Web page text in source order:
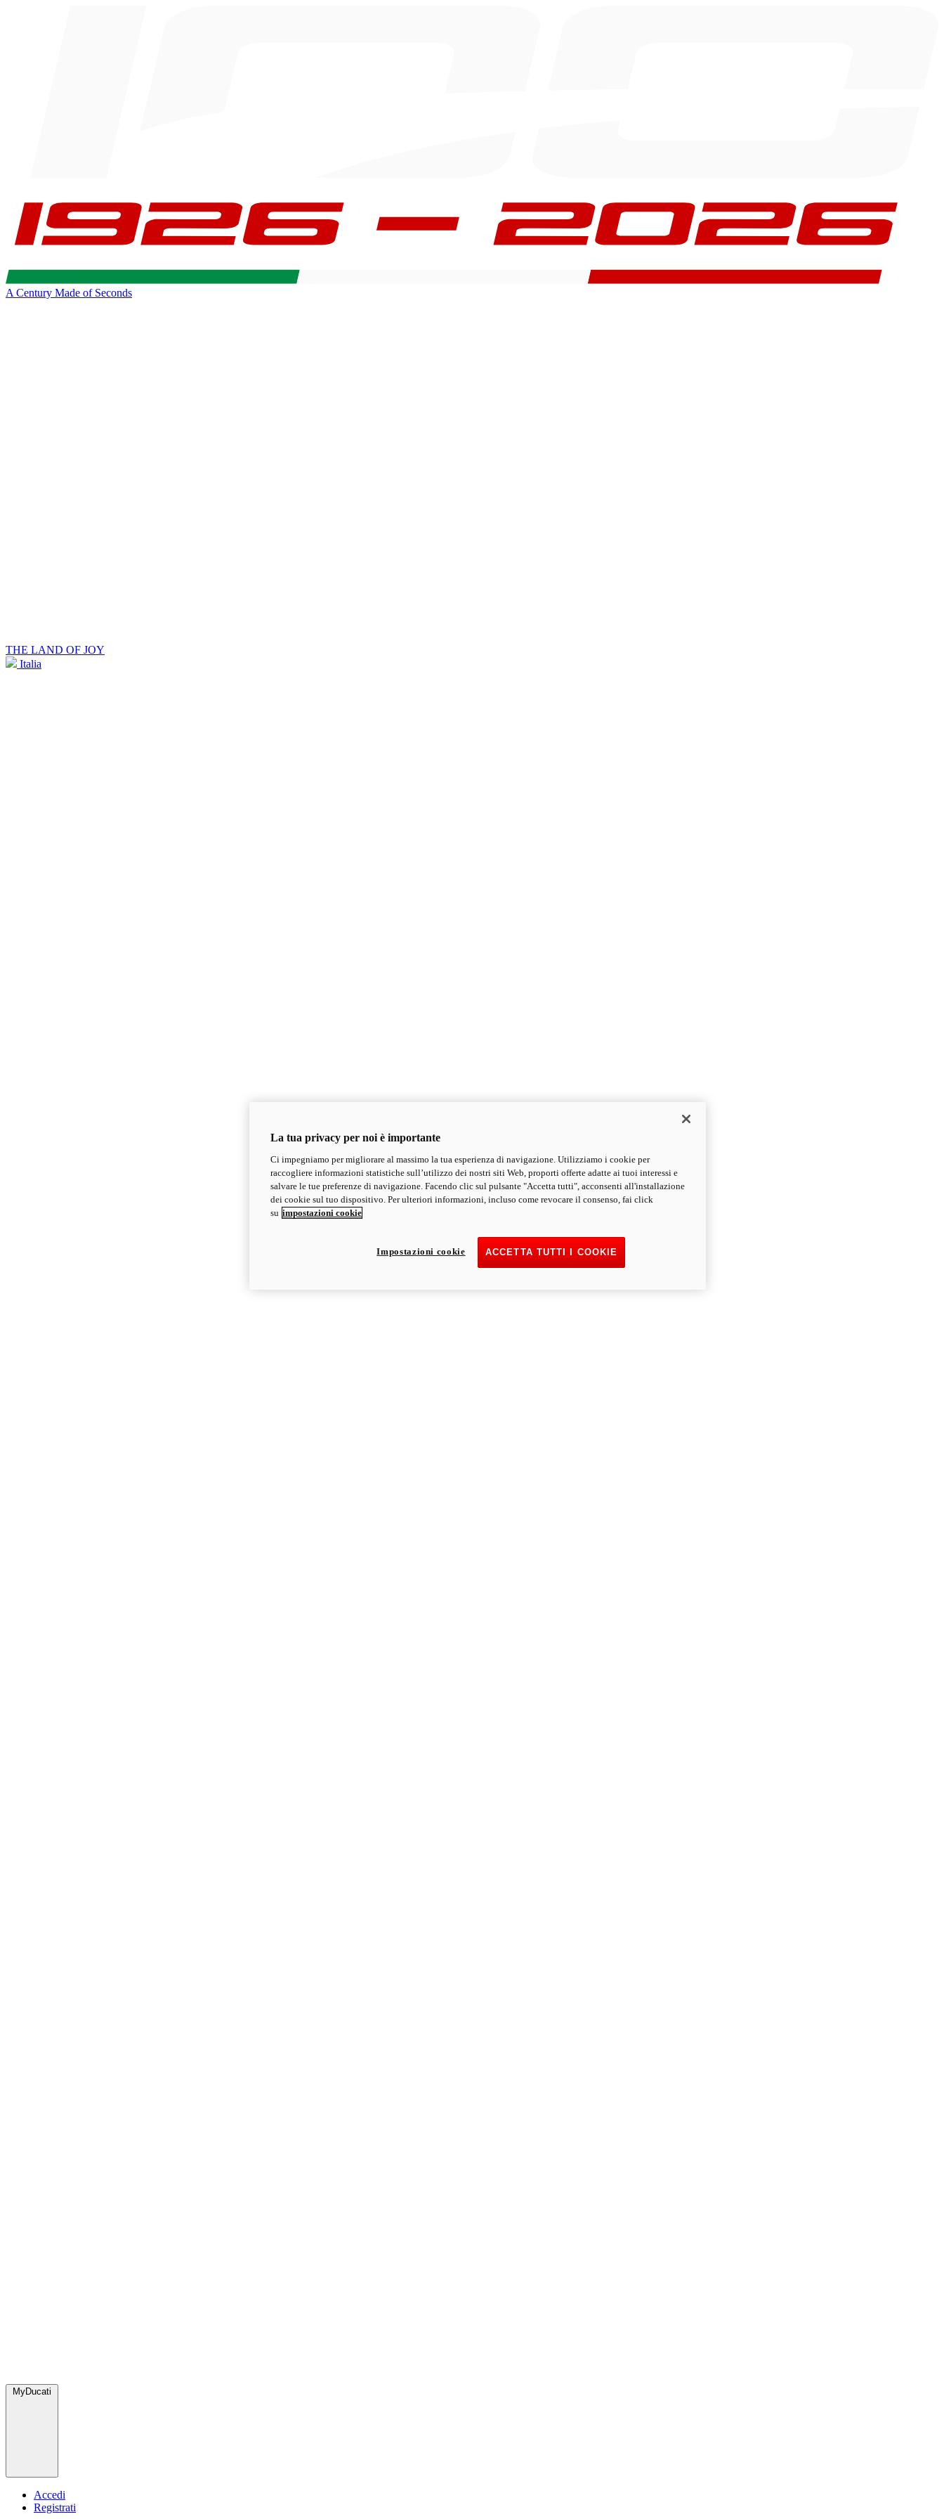
A Century Made of Seconds
THE LAND OF JOY
Italia
MyDucati
Accedi
Registrati
La tua privacy per noi è importante
Ci impegniamo per migliorare al massimo la tua esperienza di navigazione. Utilizziamo i cookie per
raccogliere informazioni statistiche sull’utilizzo dei nostri siti Web, proporti offerte adatte ai tuoi interessi e
salvare le tue preferenze di navigazione. Facendo clic sul pulsante "Accetta tutti", acconsenti all'installazione
dei cookie sul tuo dispositivo. Per ulteriori informazioni, incluso come revocare il consenso, fai click
su impostazioni cookie
ACCETTA TUTTI I COOKIE
Impostazioni cookie